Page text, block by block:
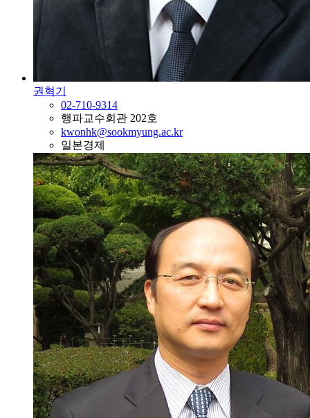
권혁기
02-710-9314
행파교수회관 202호
kwonhk@sookmyung.ac.kr
일본경제